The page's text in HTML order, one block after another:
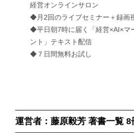
経営オンラインサロン
◆月2回のライブセミナー＋録画
◆平日朝7時に届く「経営×AI×マ
ント」テキスト配信
◆７日間無料お試し
運営者：藤原毅芳 著書一覧 8